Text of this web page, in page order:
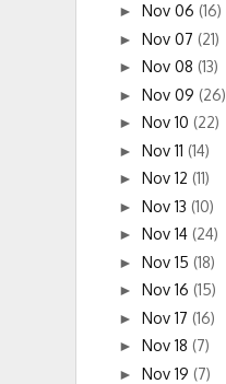
► Nov 06 (16)
► Nov 07 (21)
► Nov 08 (13)
► Nov 09 (26)
► Nov 10 (22)
► Nov 11 (14)
► Nov 12 (11)
► Nov 13 (10)
► Nov 14 (24)
► Nov 15 (18)
► Nov 16 (15)
► Nov 17 (16)
► Nov 18 (7)
► Nov 19 (7)